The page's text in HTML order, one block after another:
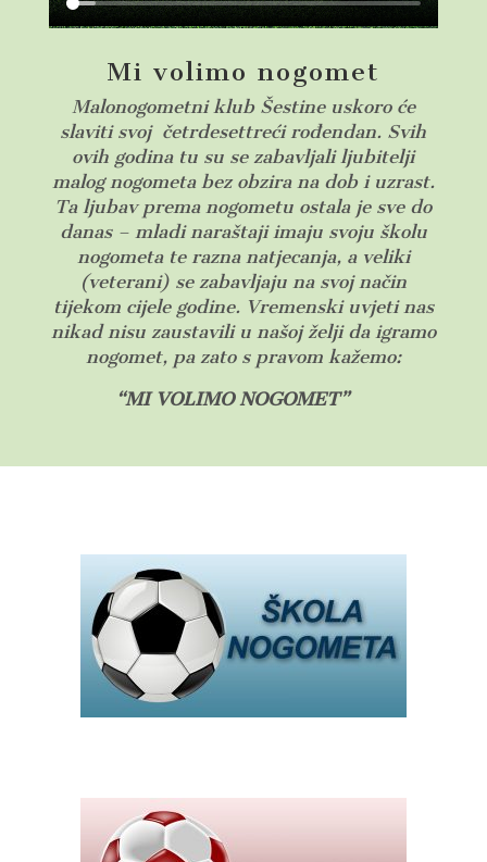
Mi volimo nogomet
Malonogometni klub Šestine uskoro će
slaviti svoj četrdesettreći rođendan. Svih
ovih godina tu su se zabavljali ljubitelji
malog nogometa bez obzira na dob i uzrast.
Ta ljubav prema nogometu ostala je sve do
danas – mladi naraštaji imaju svoju školu
nogometa te razna natjecanja, a veliki
(veterani) se zabavljaju na svoj način
tijekom cijele godine.Vremenski uvjeti nas
nikad nisu zaustavili u našoj želji da igramo
nogomet, pa zato s pravom kažemo:
“MI VOLIMO NOGOMET”